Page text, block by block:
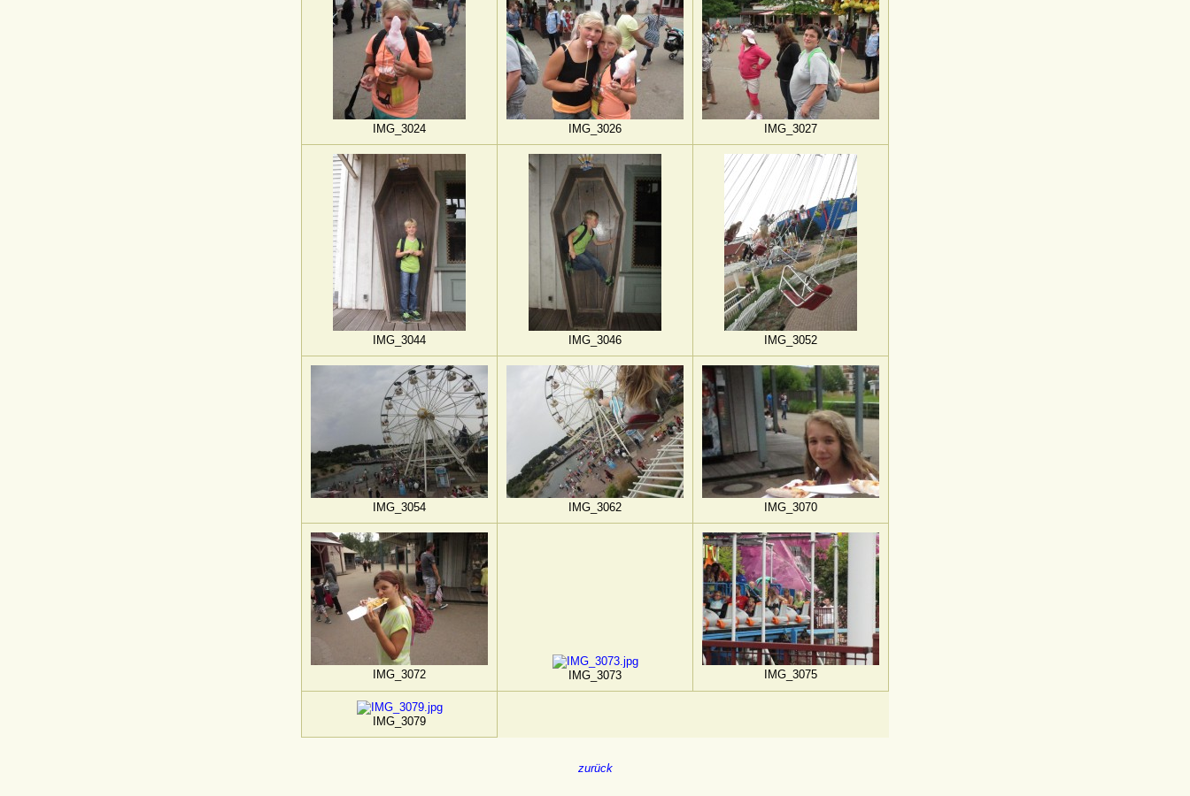
IMG_3024 IMG_3026 IMG_3027
IMG_3044 IMG_3046 IMG_3052
IMG_3054 IMG_3062 IMG_3070
IMG_3072 IMG_3073 IMG_3075
IMG_3079
zurück